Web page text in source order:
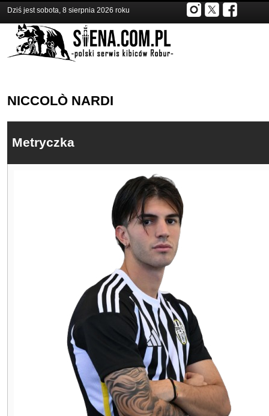
Dziś jest sobota, 8 sierpnia 2026 roku
NICCOLÒ NARDI
Metryczka